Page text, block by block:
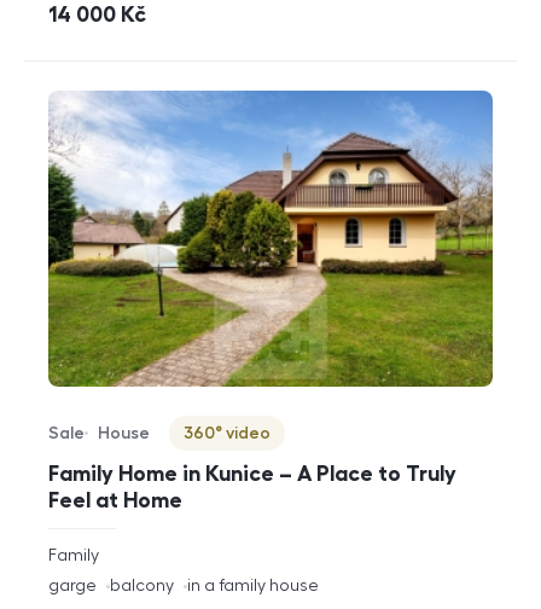
cena
14 000 Kč
Family Home in Kunice – A Place to Truly
Feel at Home
Offer type
Sale
Property type
House
Virtuální prohlídka
360° video
rozměry
disposition
Family
funkce
garge balcony in a family house